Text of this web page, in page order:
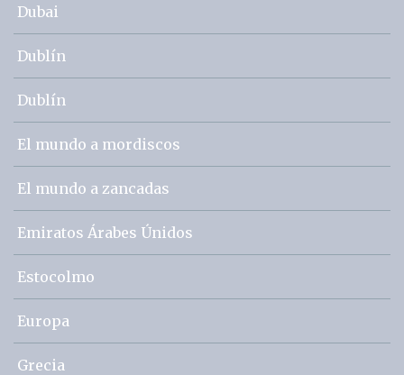
Dubai
Dublín
Dublín
El mundo a mordiscos
El mundo a zancadas
Emiratos Árabes Únidos
Estocolmo
Europa
Grecia